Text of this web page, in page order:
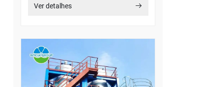
Ver detalhes